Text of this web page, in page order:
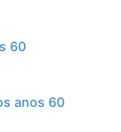
60
anos 60